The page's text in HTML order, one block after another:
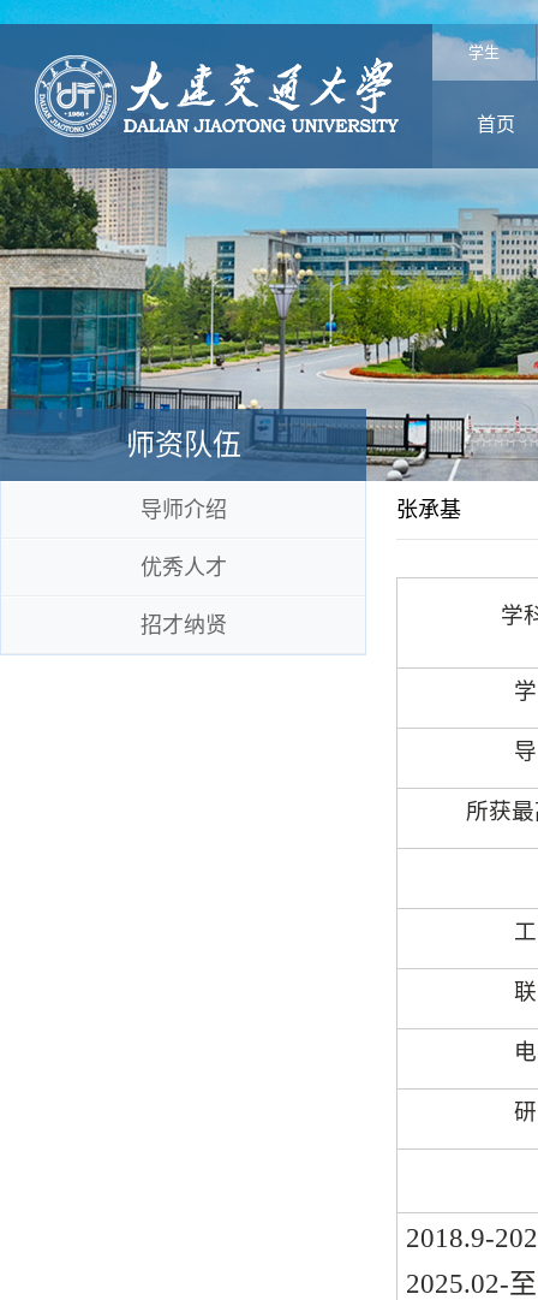
学生
首页
师资队伍
导师介绍
优秀人才
招才纳贤
张承基
学
所获
2018.9-
2025.02-